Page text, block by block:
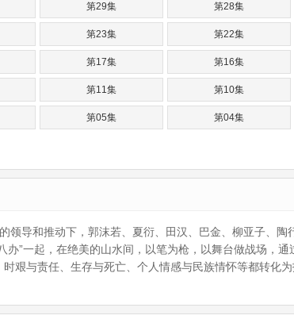
第29集 第28集
第23集 第22集
第17集 第16集
第11集 第10集
第05集 第04集
导和推动下，郭沫若、夏衍、田汉、巴金、柳亚子、陶
”一起，在绝美的山水间，以笔为枪，以舞台做战场，
艰与责任、生存与死亡、个人情感与民族情怀等都转化